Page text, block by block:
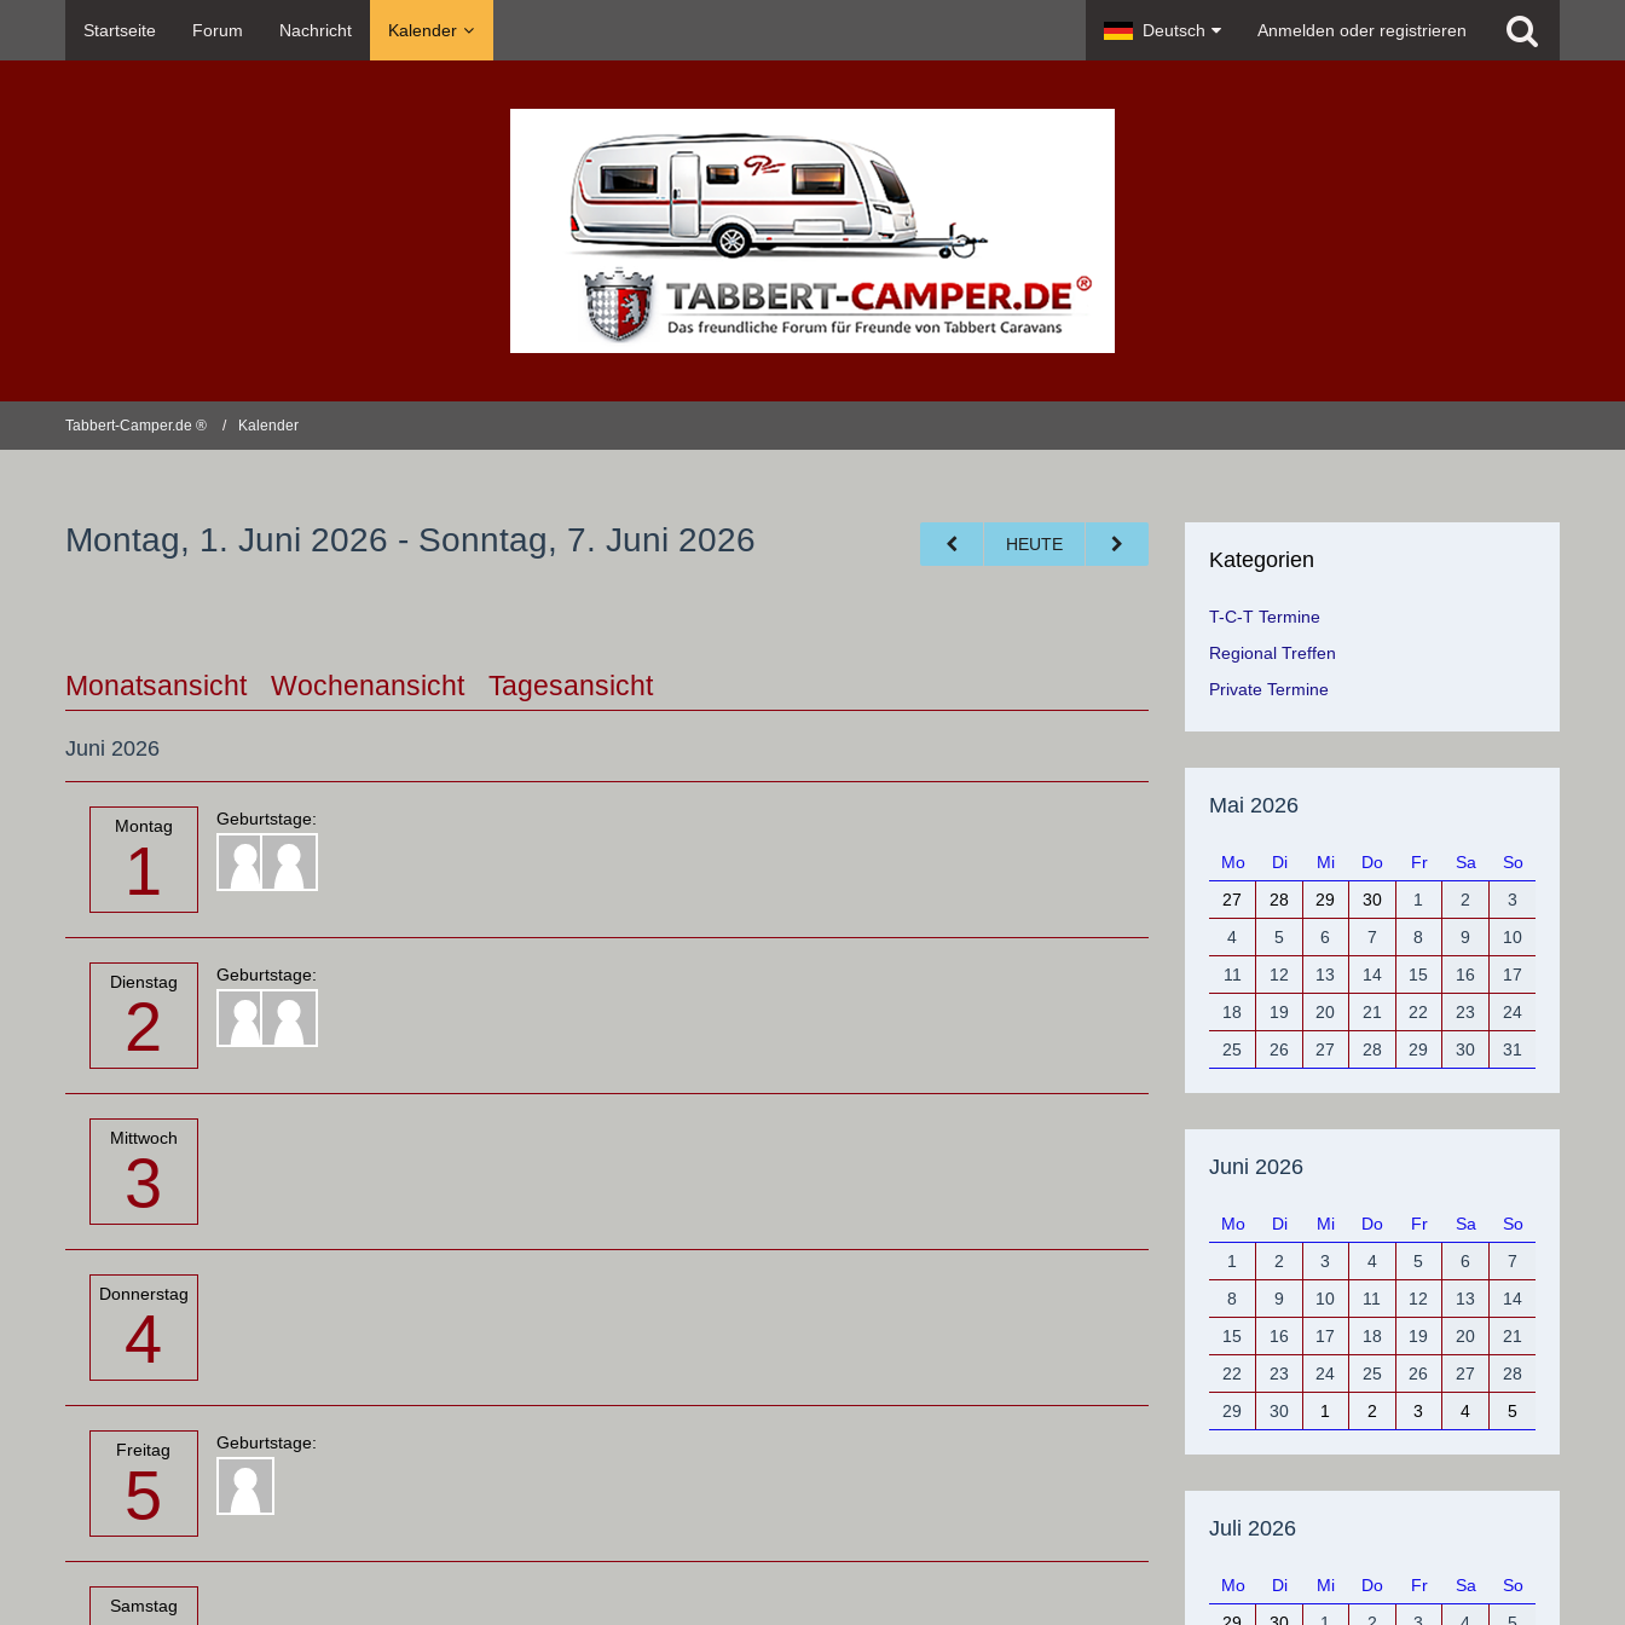
Startseite Forum Nachricht Kalender Deutsch Anmelden oder registrieren
Tabbert-Camper.de ® Kalender
Montag, 1. Juni 2026 - Sonntag, 7. Juni 2026 HEUTE
Monatsansicht Wochenansicht Tagesansicht
Juni 2026
Montag
1
Geburtstage:
Dienstag
2
Geburtstage:
Mittwoch
3
Donnerstag
4
Freitag
5
Geburtstage:
Samstag
Kategorien
T-C-T Termine
Regional Treffen
Private Termine
Mai 2026
Mo Di Mi Do Fr Sa
So
27
28 29 30 1 2
3
4
5 6 7 8 9
10
11
12 13 14 15 16
17
18
19 20 21 22 23
24
25
26 27 28 29 30 31
Juni 2026
Mo Di Mi Do Fr Sa
So
1
2 3 4 5 6
7
8
9 10 11 12 13
14
15
16 17 18 19 20
21
22
23 24 25 26 27
28
29
30 1 2 3 4 5
Juli 2026
Mo Di Mi Do Fr Sa
So